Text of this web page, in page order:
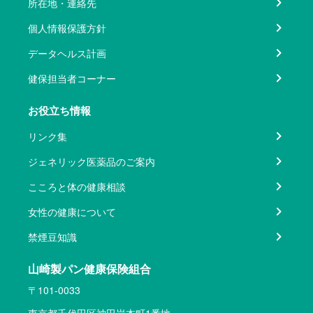
所在地・連絡先
個人情報保護方針
データヘルス計画
健保担当者コーナー
お役立ち情報
リンク集
ジェネリック医薬品のご案内
こころと体の健康相談
女性の健康について
禁煙豆知識
山崎製パン健康保険組合
〒101-0033